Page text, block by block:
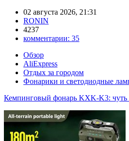
02 августа 2026, 21:31
RONIN
4237
комментарии: 35
Обзор
AliExpress
Отдых за городом
Фонарики и светодиодные
Кемпинговый фонарь KXK-K3: чуть